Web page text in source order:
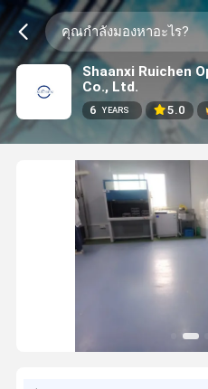
Shaanxi Ruichen
Co., Ltd.
6 YEARS 5.0